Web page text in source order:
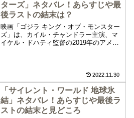
ターズ」ネタバレ！あらすじや最
後ラストの結末は？
映画「ゴジラ キング・オブ・モンスター
ズ」は、カイル・チャンドラー主演、マ
イケル・ドハティ監督の2019年のアメリ
てを紹介します。脅威の大怪獣たちが激
突するアクション大作「ゴジラ キング・
オブ・モンスターズ」をお楽しみくださ
い。
2022.11.30
「サイレント・ワールド 地球氷
結」ネタバレ！あらすじや最後ラ
ストの結末と見どころ